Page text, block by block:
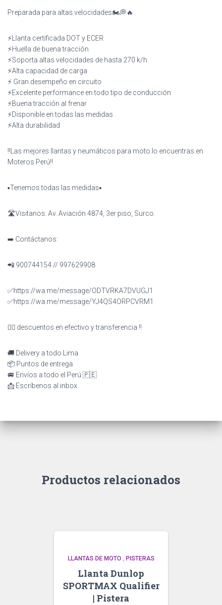
Preparada para altas velocidades🏍💭🔥
⚡️Llanta certificada DOT y ECER
⚡️Huella de buena tracción
⚡️Soporta altas velocidades de hasta 270 k/h
⚡️Alta capacidad de carga
⚡️ Gran desempeño en circuito
⚡️Excelente performance en todo tipo de conducción
⚡️Buena tracción al frenar
⚡️Disponible en todas las medidas
⚡️Alta durabilidad
‼️Las mejores llantas y neumáticos para moto lo encuentras en
Moteros Perú‼️
▪️Tenemos todas las medidas▪️
🛣️Visitanos: Av. Aviación 4874, 3er piso, Surco.
➡️ Contáctanos:
📲 900744154 // 997629908
✅https://wa.me/message/ODTVRKA7DVUGJ1
✅https://wa.me/message/YJ4QS4ORPCVRM1
👉🏻 descuentos en efectivo y transferencia ‼️
🚚 Delivery a todo Lima
📦 Puntos de entrega
🚐 Envíos a todo el Perú 🇵🇪
📩 Escríbenos al inbox
Productos relacionados
LLANTAS DE MOTO , PISTERAS
Llanta Dunlop
SPORTMAX Qualifier
| Pistera